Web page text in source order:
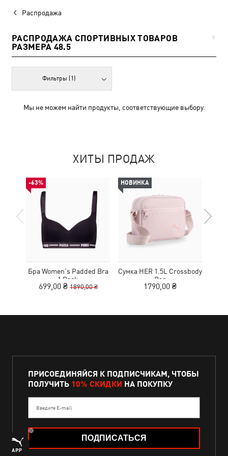
Распродажа
РАСПРОДАЖА СПОРТИВНЫХ ТОВАРОВ
РАЗМЕРА 48.5
0
Фильтры (1)
Мы не можем найти продукты, соответствующие выбору.
ХИТЫ ПРОДАЖ
-63%
Бра Women's Padded Bra
1 Pack
699,00 ₴ 1890,00 ₴
НОВИНКА
Сумка HER 1.5L Crossbody
Bag
1790,00 ₴
ПРИСОЕДИНЯЙСЯ К ПОДПИСЧИКАМ, ЧТОБЫ
ПОЛУЧИТЬ 10% СКИДКИ НА ПОКУПКУ
Введите E-mail
ПОДПИСАТЬСЯ